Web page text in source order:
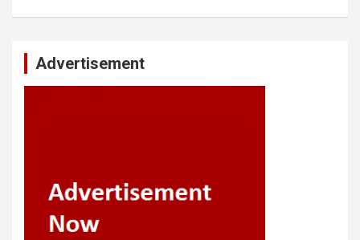
Advertisement